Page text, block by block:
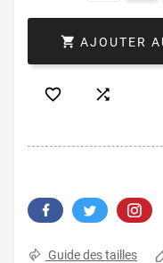
 AJOUTER
 
Guide des tailles